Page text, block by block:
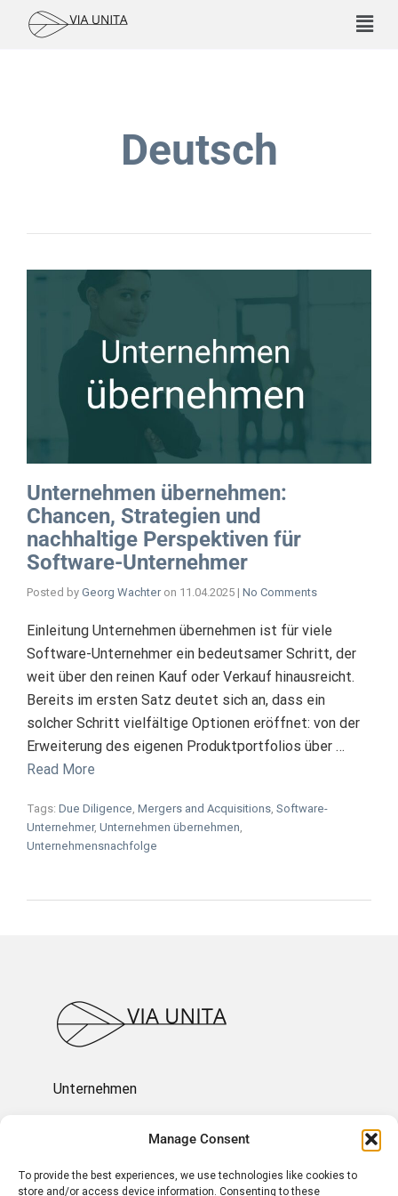
Manage Consent
To provide the best experiences, we use technologies like cookies to
store and/or access device information. Consenting to these
Deutsch
Unternehmen übernehmen:
Chancen, Strategien und
nachhaltige Perspektiven für
Software-Unternehmer
Posted by Georg Wachter on 11.04.2025 | No Comments
Einleitung Unternehmen übernehmen ist für viele
Software-Unternehmer ein bedeutsamer Schritt, der
weit über den reinen Kauf oder Verkauf hinausreicht.
Bereits im ersten Satz deutet sich an, dass ein
solcher Schritt vielfältige Optionen eröffnet: von der
Erweiterung des eigenen Produktportfolios über …
Read More
Tags: Due Diligence, Mergers and Acquisitions, Software-
Unternehmer, Unternehmen übernehmen,
Unternehmensnachfolge
Unternehmen
Über uns